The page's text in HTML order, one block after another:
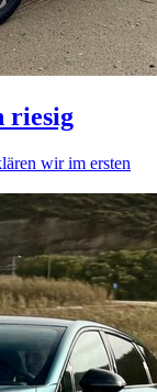
riesig
wir im ersten